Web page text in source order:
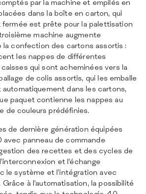
par la machine et empilés en
dans la boîte en carton, qui
est prête pour la palettisation
machine augmente
la confection des cartons assortis :
les nappes de différentes
qui sont acheminées vers la
de colis assortis, qui les emballe
dans les cartons,
paquet contienne les nappes au
de couleurs prédéfinies.
de dernière génération équipées
avec panneau de commande
des recettes et des cycles de
et l’échange
le système et l’intégration avec
Grâce à l’automatisation, la possibilité